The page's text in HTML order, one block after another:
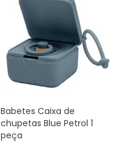
Babetes Caixa de
chupetas Blue Petrol 1
peça